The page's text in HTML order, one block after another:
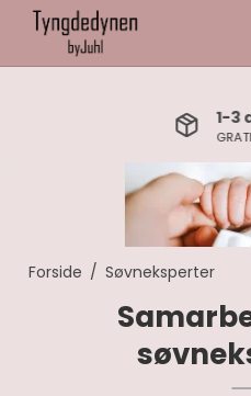
1-3
GRATIS
Forside / Søvneksperter